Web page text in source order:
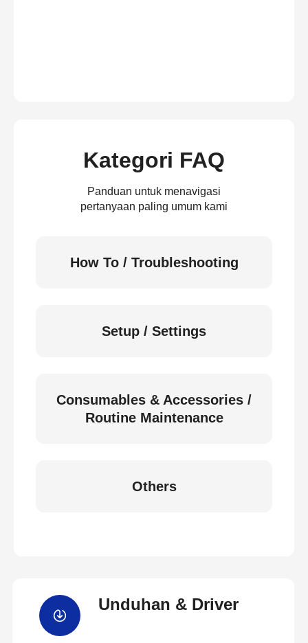
Kategori FAQ
Panduan untuk menavigasi
pertanyaan paling umum kami
How To / Troubleshooting
Setup / Settings
Consumables & Accessories /
Routine Maintenance
Others
Unduhan & Driver